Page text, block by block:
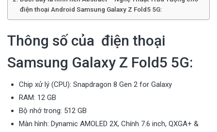
điện thoại Android Samsung Galaxy Z Fold5 5G:
Thông số của điện thoại
Samsung Galaxy Z Fold5 5G:
Chip xử lý (CPU): Snapdragon 8 Gen 2 for Galaxy
RAM: 12 GB
Bộ nhớ trong: 512 GB
Màn hình: Dynamic AMOLED 2X, Chính 7.6 inch, QXGA+ &